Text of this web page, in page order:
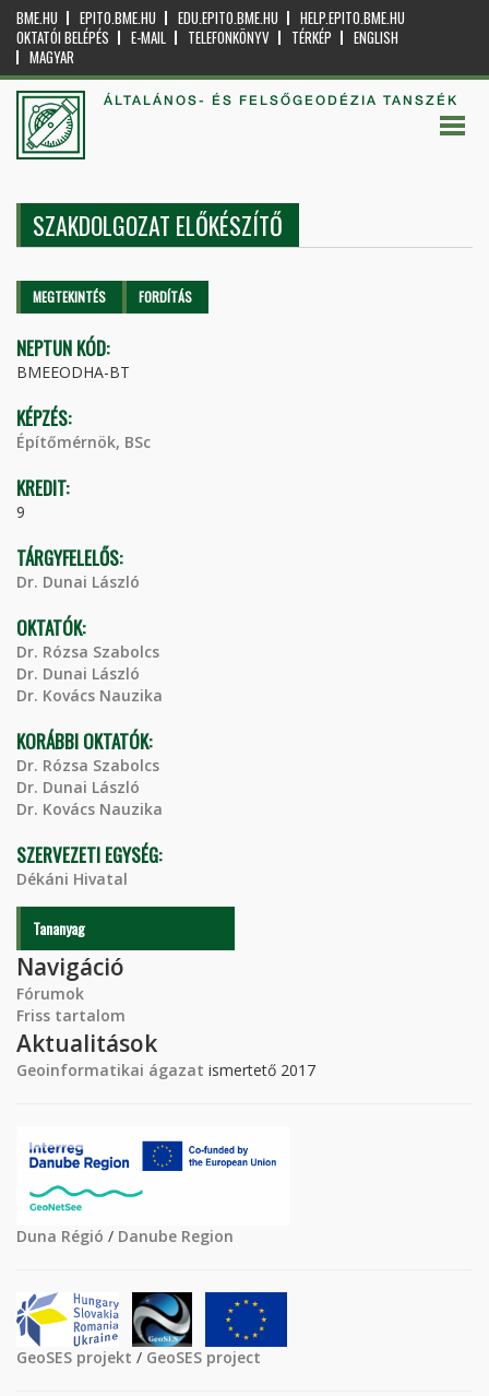
BME.HU EPITO.BME.HU EDU.EPITO.BME.HU
HELP.EPITO.BME.HU
OKTATÓI BELÉPÉS
E-MAIL TELEFONKÖNYV TÉRKÉP
ENGLISH
MAGYAR
ÁLTALÁNOS- ÉS FELSŐGEODÉZIA TANSZÉK
SZAKDOLGOZAT ELŐKÉSZÍTŐ
Elsődleges fülek
MEGTEKINTÉS (AKTÍVFORDÍTÁS
NEPTUN KÓD:
BMEEODHA-BT
KÉPZÉS:
Építőmérnök, BSc
KREDIT:
9
TÁRGYFELELŐS:
Dr. Dunai László
OKTATÓK:
Dr. Rózsa Szabolcs
Dr. Dunai László
Dr. Kovács Nauzika
KORÁBBI OKTATÓK:
Dr. Rózsa Szabolcs
Dr. Dunai László
Dr. Kovács Nauzika
SZERVEZETI EGYSÉG:
Dékáni Hivatal
Tananyag
Navigáció
Fórumok
Friss tartalom
Aktualitások
Geoinformatikai ágazat ismertető 2017
Duna Régió / Danube Region
GeoSES projekt / GeoSES project